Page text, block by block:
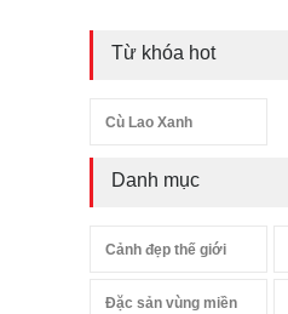
Từ khóa hot
Cù Lao Xanh
Danh mục
Cảnh đẹp thế giới
Đặc sản vùng miền